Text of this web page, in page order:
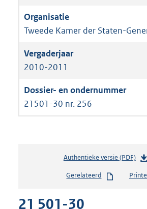
Tweede Kamer der Staten-
2010-2011
21501-30 nr. 256
Authentieke versie (PDF)b
s
Gerelateerd
21 501-30